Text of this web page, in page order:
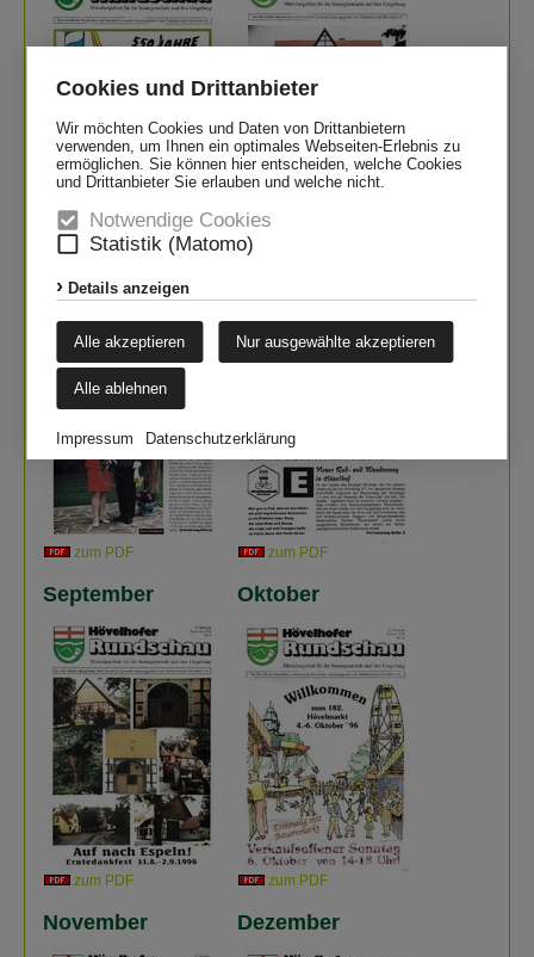
Cookies und Drittanbieter
Wir möchten Cookies und Daten von Drittanbietern
verwenden, um Ihnen ein optimales Webseiten-Erlebnis zu
ermöglichen. Sie können hier entscheiden, welche Cookies
und Drittanbieter Sie erlauben und welche nicht.
Notwendige Cookies
Statistik (Matomo)
Details anzeigen
Alle akzeptieren Nur ausgewählte akzeptieren
Alle ablehnen
Impressum Datenschutzerklärung
zum PDF zum PDF
zum PDF zum PDF
September
zum PDF
Oktober
zum PDF
November Dezember